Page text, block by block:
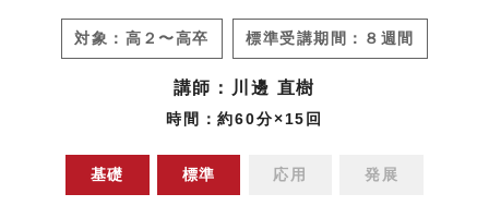
対象：高２〜高卒 標準受講期間：８週間
講師：川邊 直樹
時間：約60分×15回
基礎 標準 応用 発展